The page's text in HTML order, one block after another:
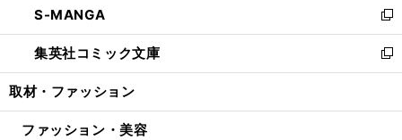
く
で
開
く
ド
ウ
で
開
ィ
ン
ド
ウ
開
い
ウ
ィ
ン
ウ
S-MANGA
新
し
い
ウ
ン
集英社コミック文庫
新
し
ウ
取材・ファッション
ファッション・美容